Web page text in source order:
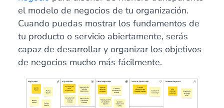
el modelo de negocios de tu organización.
Cuando puedas mostrar los fundamentos de
tu producto o servicio abiertamente, serás
capaz de desarrollar y organizar los objetivos
de negocios mucho más fácilmente.